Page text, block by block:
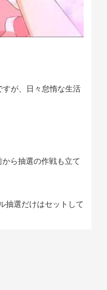
が、日々怠惰な生活
ら抽選の作戦も立て
抽選だけはセットして